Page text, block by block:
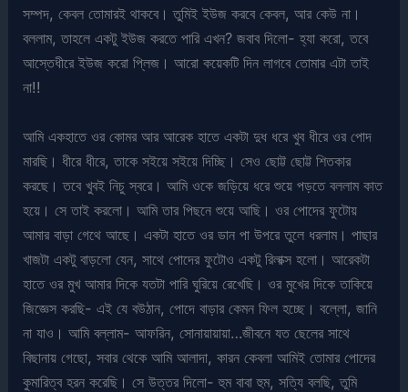
সম্পদ, কেবল তোমারই থাকবে। তুমিই ইউজ করবে কেবল, আর কেউ না।
বললাম, তাহলে একটু ইউজ করতে পারি এখন? জবাব দিলো- হ্যা করো, তবে
আস্তেধীরে ইউজ করো প্লিজ। আরো কয়েকটি দিন লাগবে তোমার এটা তাই
না!!
আমি একহাতে ওর কোমর আর আরেক হাতে একটা দুধ ধরে খুব ধীরে ওর পোদ
মারছি। ধীরে ধীরে, তাকে সইয়ে সইয়ে দিচ্ছি। সেও ছোট্ট ছোট্ট শিতকার
করছে। তবে খুবই নিচু স্বরে। আমি ওকে জড়িয়ে ধরে শুয়ে পড়তে বললাম কাত
হয়ে। সে তাই করলো। আমি তার পিছনে শুয়ে আছি। ওর পোদের ফুটোয়
আমার বাড়া গেথে আছে। একটা হাতে ওর ডান পা উপরে তুলে ধরলাম। পাছার
খাজটা একটু বাড়লো যেন, সাথে পোদের ফুটোও একটু রিলাক্স হলো। আরেকটা
হাতে ওর মুখ আমার দিকে যতটা পারি ঘুরিয়ে রেখেছি। ওর মুখের দিকে তাকিয়ে
জিজ্ঞেস করছি- এই যে বউঠান, পোদে বাড়ার কেমন ফিল হচ্ছে। বল্লো, জানি
না যাও। আমি বল্লাম- আফরিন, সোনায়ায়ায়া…জীবনে যত ছেলের সাথে
বিছানায় গেছো, সবার থেকে আমি আলাদা, কারন কেবলা আমিই তোমার পোদের
কুমারিত্ব হরন করেছি। সে উত্তর দিলো- হুম বাবা হুম, সত্যি বলছি, তুমি